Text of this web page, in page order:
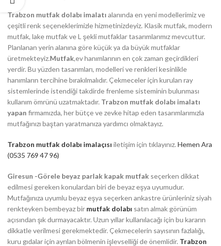
Trabzon mutfak dolabı imalatı alanında en yeni modellerimiz ve
çeşitli renk seçeneklerimizle hizmetinizdeyiz. Klasik mutfak, modern
mutfak, lake mutfak ve L şekli mutfaklar tasarımlarımız mevcuttur.
Planlanan yerin alanına göre küçük ya da büyük mutfaklar
üretmekteyiz.Mutfak,ev hanımlarının en çok zaman geçirdikleri
yerdir. Bu yüzden tasarımları, modelleri ve renkleri kesinlikle
hanımların tercihine bırakılmalıdır. Çekmeceler için kurulan ray
sistemlerinde istendiği takdirde frenleme sisteminin bulunması
kullanım ömrünü uzatmaktadır. Trabzon mutfak dolabı imalatı
yapan firmamızda, her bütçe ve zevke hitap eden tasarımlarımızla
mutfağınızı baştan yaratmanıza yardımcı olmaktayız.
Trabzon mutfak dolabı imalaçısı iletişim için tıklayınız. Hemen Ara
(0535 769 47 96)
Giresun -Görele beyaz parlak kapak mutfak seçerken dikkat
edilmesi gereken konulardan biri de beyaz eşya uyumudur.
Mutfağınıza uyumlu beyaz eşya seçerken ankastre ürünleriniz siyah
renkteyken bembeyaz bir mutfak dolabı satın almak görünüm
açısından şık durmayacaktır. Uzun yıllar kullanılacağı için bu kararın
dikkatle verilmesi gerekmektedir. Çekmecelerin sayısının fazlalığı,
kuru gıdalar için ayrılan bölmenin işlevselliği de önemlidir. Trabzon